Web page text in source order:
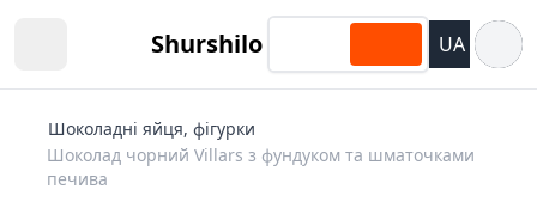
Shurshilo UA
Шоколадні яйця, фігурки
Шоколад чорний Villars з фундуком та шматочками
печива